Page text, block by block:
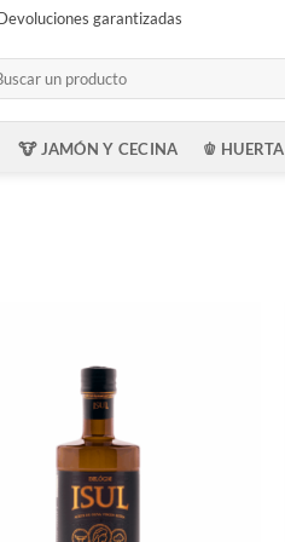
garantizadas
🐮 JAMÓN Y CECINA 🫑 HUERTA